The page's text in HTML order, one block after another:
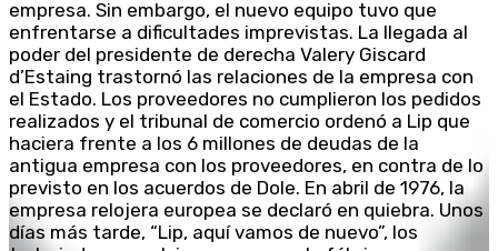
empresa. Sin embargo, el nuevo equipo tuvo que
enfrentarse a dificultades imprevistas. La llegada al
poder del presidente de derecha Valery Giscard
d’Estaing trastornó las relaciones de la empresa con
el Estado. Los proveedores no cumplieron los pedidos
realizados y el tribunal de comercio ordenó a Lip que
haciera frente a los 6 millones de deudas de la
antigua empresa con los proveedores, en contra de lo
previsto en los acuerdos de Dole. En abril de 1976, la
empresa relojera europea se declaró en quiebra. Unos
días más tarde, “Lip, aquí vamos de nuevo”, los